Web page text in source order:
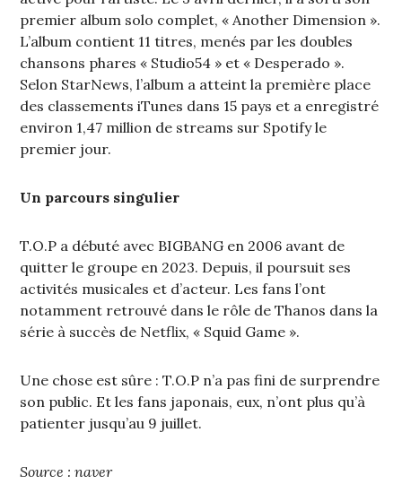
premier album solo complet, « Another Dimension ».
L’album contient 11 titres, menés par les doubles
chansons phares « Studio54 » et « Desperado ».
Selon StarNews, l’album a atteint la première place
des classements iTunes dans 15 pays et a enregistré
environ 1,47 million de streams sur Spotify le
premier jour.
Un parcours singulier
T.O.P a débuté avec BIGBANG en 2006 avant de
quitter le groupe en 2023. Depuis, il poursuit ses
activités musicales et d’acteur. Les fans l’ont
notamment retrouvé dans le rôle de Thanos dans la
série à succès de Netflix, « Squid Game ».
Une chose est sûre : T.O.P n’a pas fini de surprendre
son public. Et les fans japonais, eux, n’ont plus qu’à
patienter jusqu’au 9 juillet.
Source : naver